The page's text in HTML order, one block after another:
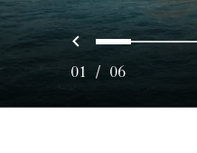
戻る0 1 2
01 / 06